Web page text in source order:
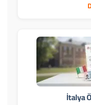
İtalya